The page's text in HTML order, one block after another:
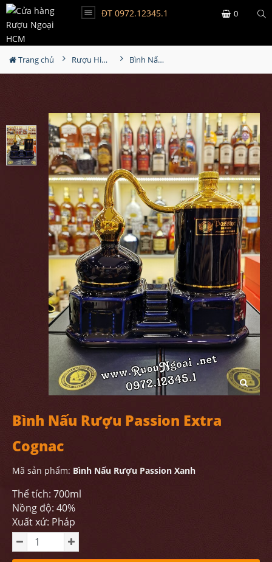
ĐT 0972.12345.1 0
Trang chủ Rượu Hiếm - Cũ Bình Nấu Rượu Passion Extra Cognac
Bình Nấu Rượu Passion Extra
Cognac
Mã sản phẩm: Bình Nấu Rượu Passion Xanh
Thể tích: 700ml
Nồng độ: 40%
Xuất xứ: Pháp